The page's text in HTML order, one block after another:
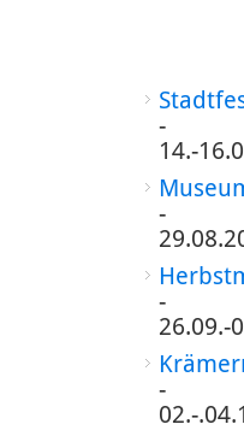
-
14.-
-
-
26.09.-
-
02.-